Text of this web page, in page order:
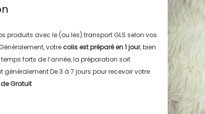
produits avec le (ou les) transportGLS selon vos
votre colis est préparé en1 jour, bien
forts de l’année, la préparation soit
généralementDe 3 à 7 jours pour recevoir votre
Gratuit